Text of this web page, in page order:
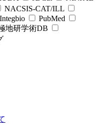
NACSIS-CAT/ILL
Integbio
PubMed
地研学術DB